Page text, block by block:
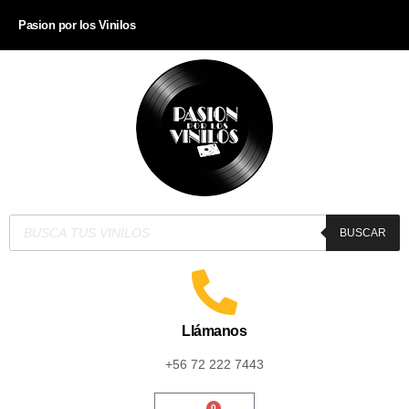
Pasion por los Vinilos
BUSCAR
Llámanos
+56 72 222 7443